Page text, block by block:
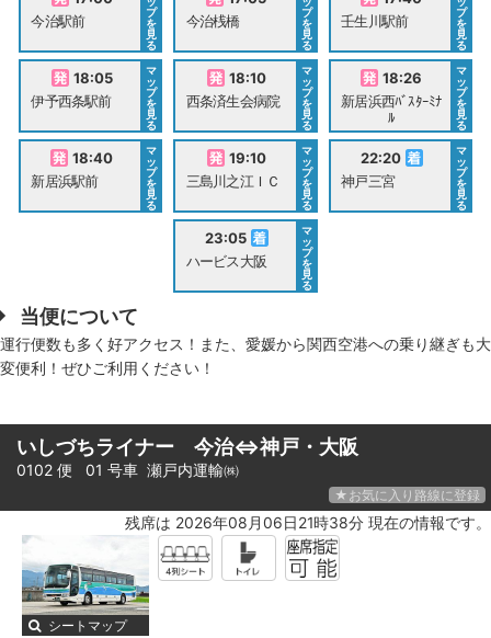
今治駅前
プ
を
見
る
今治桟橋
プ
を
見
る
壬生川駅前
プ
を
見
る
18:05
伊予西条駅前
マ
ッ
プ
を
見
る
18:10
西条済生会病院
マ
ッ
プ
を
見
る
18:26
新居浜西ﾊﾞｽﾀｰﾐﾅ
ﾙ
マ
ッ
プ
を
見
る
18:40
新居浜駅前
マ
ッ
プ
を
見
る
19:10
三島川之江ＩＣ
マ
ッ
プ
を
見
る
22:20
神戸三宮
マ
ッ
プ
を
見
る
23:05
ハービス大阪
マ
ッ
プ
を
見
る
当便について
運行便数も多く好アクセス！また、愛媛から関西空港への乗り継ぎも大
変便利！ぜひご利用ください！
いしづちライナー 今治⇔神戸・大阪
0102 便 01 号車 瀬戸内運輸㈱
★お気に入り路線に登録
残席は 2026年08月06日21時38分 現在の情報です。
シートマップ